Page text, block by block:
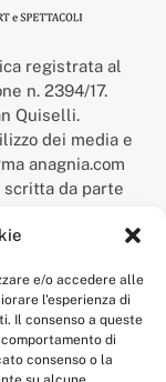
e/o accedere alle
l'esperienza di
Il consenso a queste
di
consenso o la
registrata al
n. 2394/17.
Quiselli.
dei media e
anagnia.com
da parte
l’Ufficio Italiano
9 febbraio 2017.